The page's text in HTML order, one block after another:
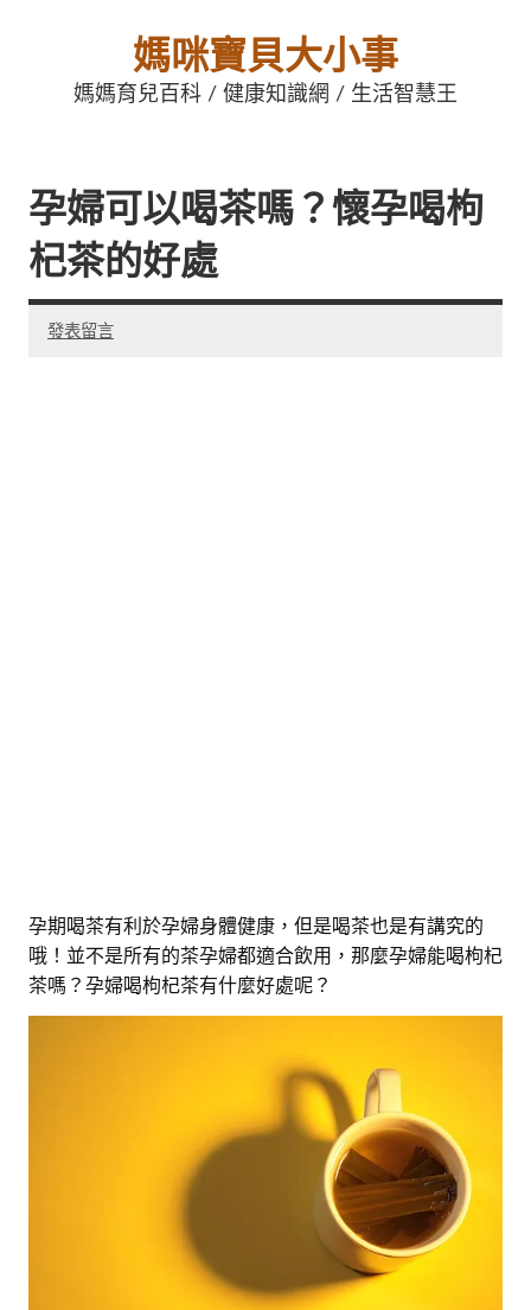
媽咪寶貝大小事
媽媽育兒百科 / 健康知識網 / 生活智慧王
孕婦可以喝茶嗎？懷孕喝枸
杞茶的好處
發表留言
孕期喝茶有利於孕婦身體健康，但是喝茶也是有講究的
哦！並不是所有的茶孕婦都適合飲用，那麼孕婦能喝枸杞
茶嗎？孕婦喝枸杞茶有什麼好處呢？